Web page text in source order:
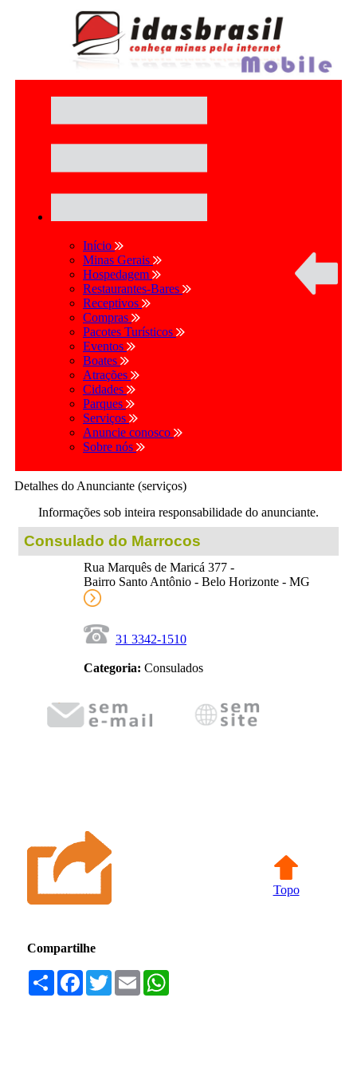
Início
Minas Gerais
Hospedagem
Restaurantes-Bares
Receptivos
Compras
Pacotes Turísticos
Eventos
Boates
Atrações
Cidades
Parques
Serviços
Anuncie conosco
Sobre nós
Detalhes do Anunciante (serviços)
Informações sob inteira responsabilidade do anunciante.
Consulado do Marrocos
Rua Marquês de Maricá 377 -
Bairro Santo Antônio - Belo Horizonte - MG
31 3342-1510
Categoria: Consulados
Topo
Compartilhe
Compartilhar
Facebook
TwitterEmail